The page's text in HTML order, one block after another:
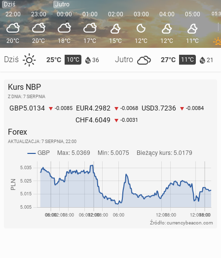
Dziś
22:00
20°C
Dziś 25°C 10°C 36 Jutro 27°C 11°C 21
23:00
20°C
Jutro
00:00
18°C
01:00
17°C
02:00
15°C
03:00
12°C
04:00
12°C
05:00
11°C
Kurs NBP
Z DNIA: 7 SIERPNIA
GBP5.0134 -0.0085 EUR4.2982 -0.0068 USD3.7236 -0.0084
CHF4.6049 -0.0031
Forex
AKTUALIZACJA: 7 SIERPNIA, 22:00
Źródło: currencybeacon.com